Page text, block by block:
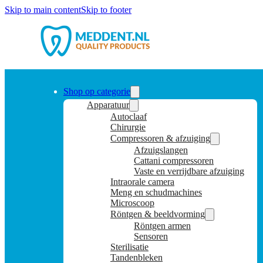
Skip to main contentSkip to footer
Shop op categorie
Apparatuur
Autoclaaf
Chirurgie
Compressoren & afzuiging
Afzuigslangen
Cattani compressoren
Vaste en verrijdbare afzuiging
Intraorale camera
Meng en schudmachines
Microscoop
Röntgen & beeldvorming
Röntgen armen
Sensoren
Sterilisatie
Tandenbleken